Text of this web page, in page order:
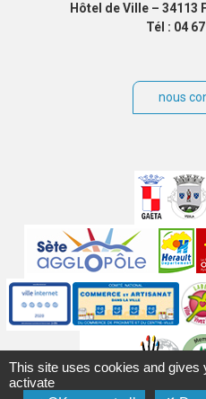
Hôtel de Ville – 34113
Tél : 04
nous
partenaires
Labels
This site uses cookies and gives
activate